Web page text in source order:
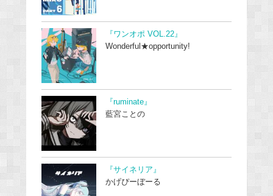
『ワンオポ VOL.22』
Wonderful★opportunity!
『ruminate』
藍宮ことの
『サイネリア』
かげぴーぼーる